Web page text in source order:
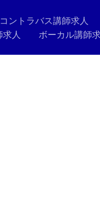
コントラバス講師求人
人
ボーカル講師